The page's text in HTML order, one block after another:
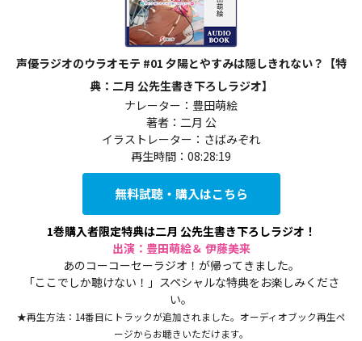
声優ラジオのウラオモテ #01 夕陽とやすみは隠しきれない？【特
典：二月 公先生書き下ろしラジオ】
ナレーター：豊田萌絵
著者：二月 公
イラストレーター：さばみぞれ
再生時間：08:28:19
無料試聴・購入はこちら
1巻購入者限定特典は二月 公先生書き下ろしラジオ！
出演：豊田萌絵＆ 伊藤美来
あのコーコーセーラジオ！が帰ってきました。
「ここでしか聴けない！」スペシャルな特典をお楽しみくださ
い。
★再生方法：14番目にトラックが追加されました。オーディオブック再生ペ
ージからお聴きいただけます。